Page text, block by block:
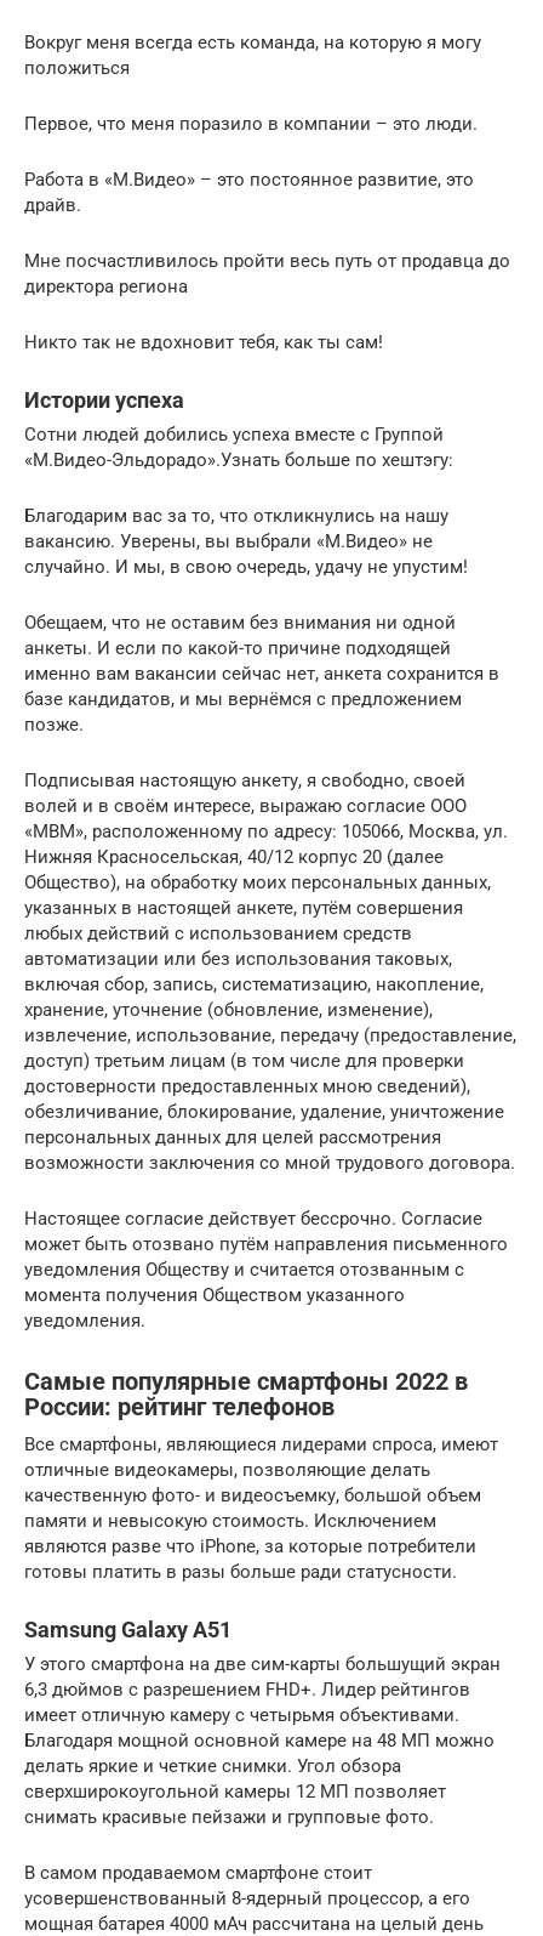
Вокруг меня всегда есть команда, на которую я могу
положиться
Первое, что меня поразило в компании – это люди.
Работа в «М.Видео» – это постоянное развитие, это
драйв.
Мне посчастливилось пройти весь путь от продавца до
директора региона
Никто так не вдохновит тебя, как ты сам!
Истории успеха
Сотни людей добились успеха вместе с Группой
«М.Видео-Эльдорадо».Узнать больше по хештэгу:
Благодарим вас за то, что откликнулись на нашу
вакансию. Уверены, вы выбрали «М.Видео» не
случайно. И мы, в свою очередь, удачу не упустим!
Обещаем, что не оставим без внимания ни одной
анкеты. И если по какой-то причине подходящей
именно вам вакансии сейчас нет, анкета сохранится в
базе кандидатов, и мы вернёмся с предложением
позже.
Подписывая настоящую анкету, я свободно, своей
волей и в своём интересе, выражаю согласие ООО
«МВМ», расположенному по адресу: 105066, Москва, ул.
Нижняя Красносельская, 40/12 корпус 20 (далее
Общество), на обработку моих персональных данных,
указанных в настоящей анкете, путём совершения
любых действий с использованием средств
автоматизации или без использования таковых,
включая сбор, запись, систематизацию, накопление,
хранение, уточнение (обновление, изменение),
извлечение, использование, передачу (предоставление,
доступ) третьим лицам (в том числе для проверки
достоверности предоставленных мною сведений),
обезличивание, блокирование, удаление, уничтожение
персональных данных для целей рассмотрения
возможности заключения со мной трудового договора.
Настоящее согласие действует бессрочно. Согласие
может быть отозвано путём направления письменного
уведомления Обществу и считается отозванным с
момента получения Обществом указанного
уведомления.
Самые популярные смартфоны 2022 в
России: рейтинг телефонов
Все смартфоны, являющиеся лидерами спроса, имеют
отличные видеокамеры, позволяющие делать
качественную фото- и видеосъемку, большой объем
памяти и невысокую стоимость. Исключением
являются разве что iPhone, за которые потребители
готовы платить в разы больше ради статусности.
Samsung Galaxy A51
У этого смартфона на две сим-карты большущий экран
6,3 дюймов с разрешением FHD+. Лидер рейтингов
имеет отличную камеру с четырьмя объективами.
Благодаря мощной основной камере на 48 МП можно
делать яркие и четкие снимки. Угол обзора
сверхширокоугольной камеры 12 МП позволяет
снимать красивые пейзажи и групповые фото.
В самом продаваемом смартфоне стоит
усовершенствованный 8-ядерный процессор, а его
мощная батарея 4000 мАч рассчитана на целый день